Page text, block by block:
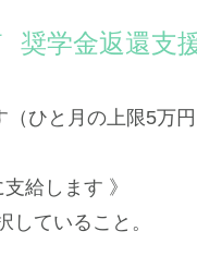
奨学金返還支
ひと月の上限5万円
給します 》
ていること。